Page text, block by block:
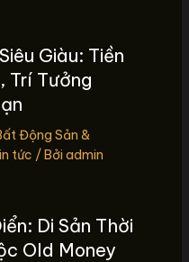
Giàu: Tiền
Trí Tưởng
Động Sản &
tức / Bởi admin
Di Sản Thời
Old Money